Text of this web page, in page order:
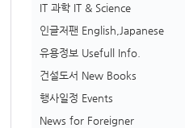
IT 과학 IT & Science
인글저팬 English,Japanese
유용정보 Usefull Info.
건설도서 New Books
행사일정 Events
News for Foreigner